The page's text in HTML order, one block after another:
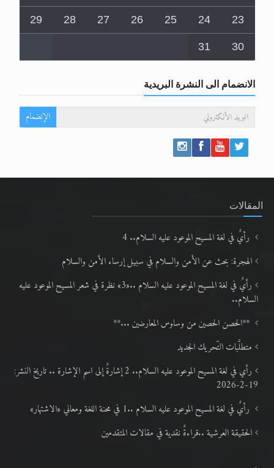
23
24
25
26
27
28
29
30
31
الانضمام الى النشرة البريدية
الإنضمام
المقالات
رأيٌ في لغة المسيح الموعود عليه السلام.. 4
الهجرة: بحث عن الأمن والسلام في سبيل إرساء الأمن والسلام
رأيٌ في لغة المسيح الموعود عليه السلام ..«3» نظرة في شعر المسيح الموعود عليه
السلام..
**الحصن الحصين من وساوس المعارضين ...**
متطلَّبات التّحريك الجديد
رأي في لغة المسيح الموعود عليه السلام.. 2 إشارةٌ إلى اسم الإشارة .. تاريخ النشر:
19-2-2026
رأيٌ في لغة المسيح الموعود عليه السلام ..1 في محنة اللغة ومعاني «الاشتهار»
الحقيقة العرشية ..قراءةٌ نقدية في مقالات المتقدمين